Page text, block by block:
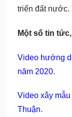
triển đất nước.
Một số tin
Video hướng
năm 2020.
Video xây
Thuận.